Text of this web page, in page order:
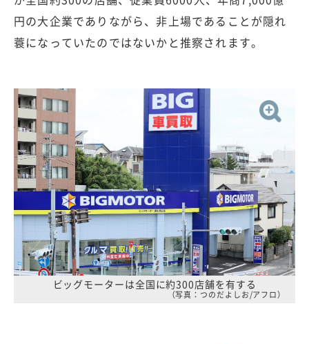
円の大企業でありながら、非上場であることが隠れ
蓑になっていたのではないかと推察されます。
ビッグモーターは全国に約300店舗を有する
（写真：つのだよしお/アフロ）